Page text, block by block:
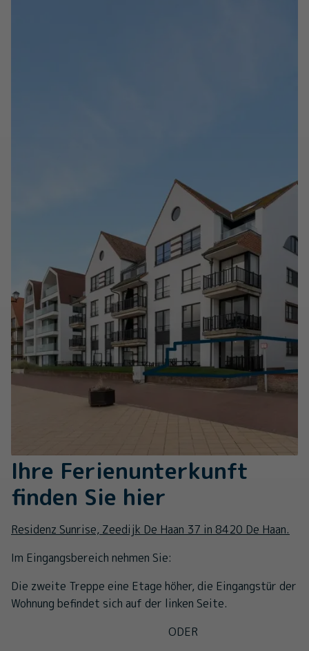
Ihre Ferienunterkunft
finden Sie hier
Residenz Sunrise, Zeedijk De Haan 37 in 8420 De Haan.
Im Eingangsbereich nehmen Sie:
Die zweite Treppe eine Etage höher, die Eingangstür der
Wohnung befindet sich auf der linken Seite.
ODER